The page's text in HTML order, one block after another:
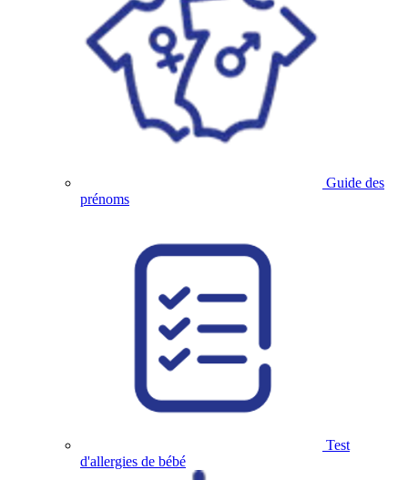
Guide des
prénoms
Test
d'allergies de bébé